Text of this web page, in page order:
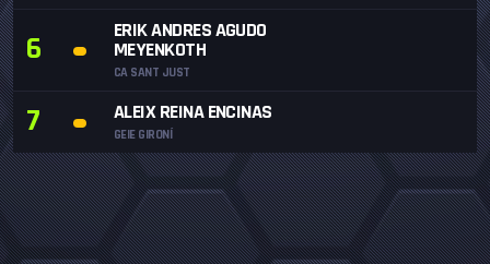
6 ERIK ANDRES AGUDO
MEYENKOTH
CA SANT JUST
7 ALEIX REINA ENCINAS
GEIE GIRONÍ